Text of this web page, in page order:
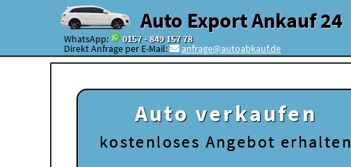
Auto Export Ankauf 24
WhatsApp: 0157 - 849 157 78
Direkt Anfrage per E-Mail: anfrage@autoabkauf.de
Auto verkaufen
kostenloses Angebot erhalten